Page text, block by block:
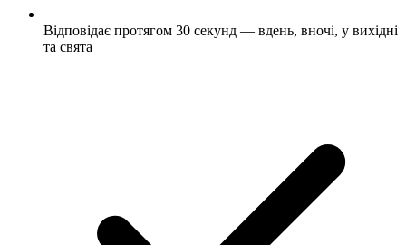
Відповідає протягом 30 секунд — вдень, вночі, у вихідні
та свята